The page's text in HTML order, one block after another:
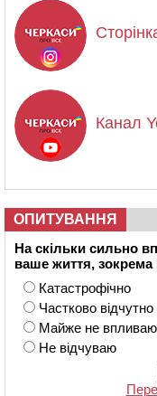
Канал
ОПИТУВАННЯ
На скільки сильно
ваше життя, зокрема
Катастрофічно
Частково відчутно
Майже не
Не відчуваю